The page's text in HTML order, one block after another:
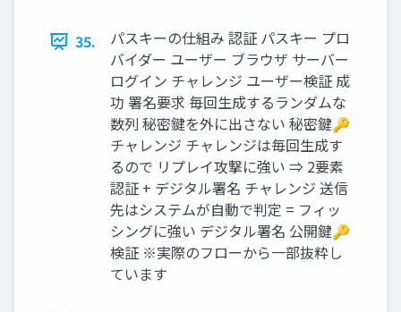
35.
パスキーの仕組み 認証 パスキー プロ
バイダー ユーザー ブラウザ サーバー
ログイン チャレンジ ユーザー検証 成
功 署名要求 毎回生成するランダムな
数列 秘密鍵を外に出さない 秘密鍵🔑
チャレンジ チャレンジは毎回生成す
るので リプレイ攻撃に強い ⇒ 2要素
認証 + デジタル署名 チャレンジ 送信
先はシステムが自動で判定 = フィッ
シングに強い デジタル署名 公開鍵🔑
検証 ※実際のフローから一部抜粋し
ています